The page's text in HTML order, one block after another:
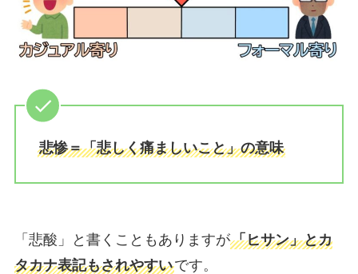
悲惨＝「悲しく痛ましいこと」の意味
「悲酸」と書くこともありますが「ヒサン」とカ
タカナ表記もされやすいです。